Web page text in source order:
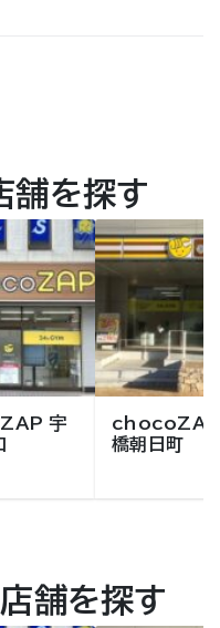
舗を探す
宇
chocoZAP
橋朝日町
舗を探す